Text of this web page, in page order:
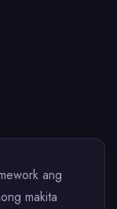
ang
makita